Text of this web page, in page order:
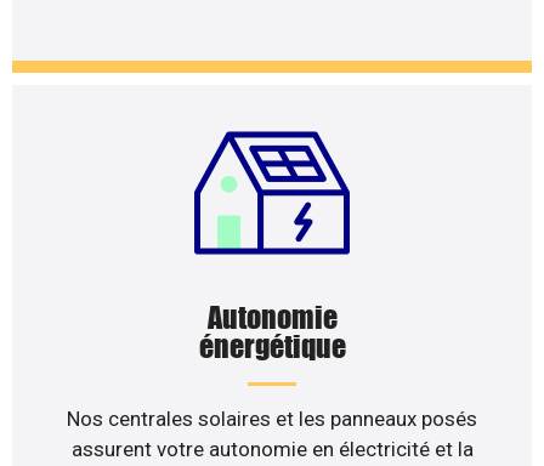
Autonomie
énergétique
Nos centrales solaires et les panneaux posés
assurent votre autonomie en électricité et la